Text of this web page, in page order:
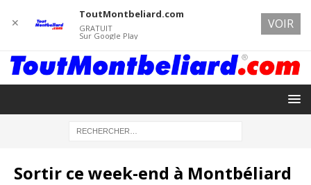
Sortir ce week-end à Montbéliard
✕
ToutMontbeliard.com
GRATUIT
Sur Google Play
VOIR